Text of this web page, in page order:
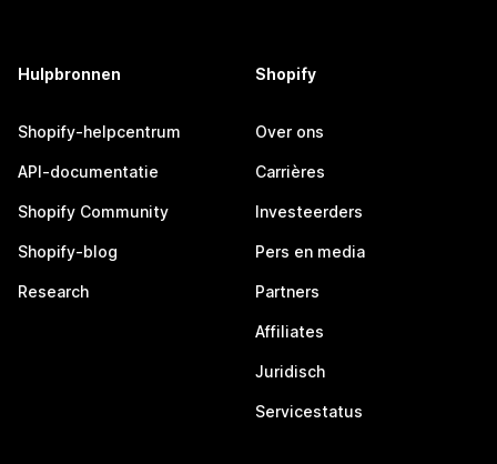
Hulpbronnen
Shopify-helpcentrum
API-documentatie
Shopify Community
Shopify-blog
Research
Shopify
Over ons
Carrières
Investeerders
Pers en media
Partners
Affiliates
Juridisch
Servicestatus